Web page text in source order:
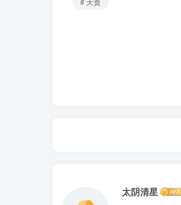
太阴清星